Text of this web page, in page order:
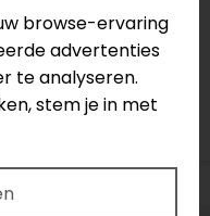
browse-ervaring
advertenties
te analyseren.
stem je in met